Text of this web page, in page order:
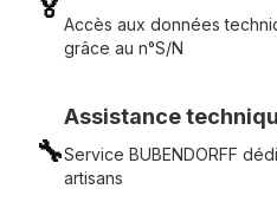
🏅 Accès aux données
grâce au n°S/N
🔧
Assistance
Service BUBENDORFF
artisans